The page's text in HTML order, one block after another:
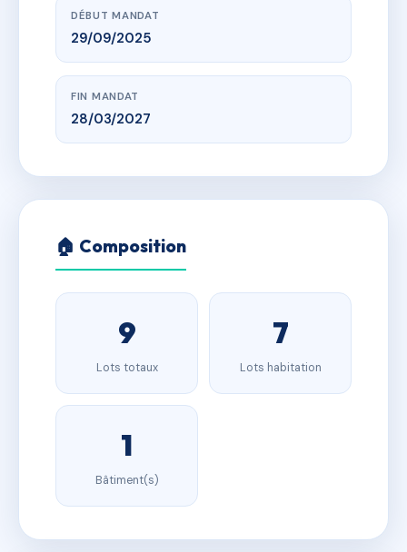
DÉBUT MANDAT
29/09/2025
FIN MANDAT
28/03/2027
🏠 Composition
9
Lots totaux
7
Lots habitation
1
Bâtiment(s)